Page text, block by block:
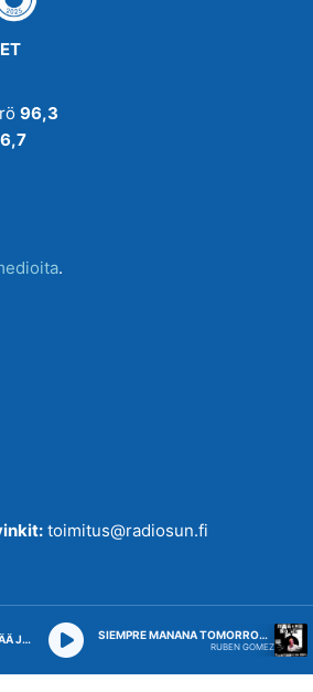
uutiset
21
96,3
.
toimitus@radiosun.fi
MONIPUOLISINTA ISKELMÄÄ JA PARASTA POPPIA SIEMPRE MANANA TOMORROW FOREVER
RUBEN GOMEZ